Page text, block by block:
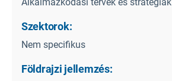
Szektorok:
Nem specifikus
Földrajzi jellemzés: